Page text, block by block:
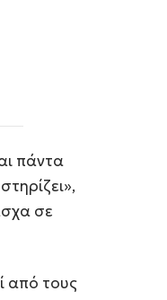
πάντα
σε
από τους